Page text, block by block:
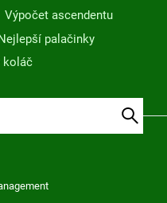
Výpočet ascendentu
palačinky
koláč